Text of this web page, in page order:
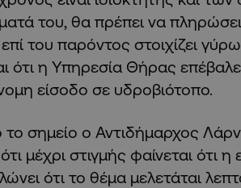
του, θα πρέπει να
του παρόντος στοιχίζει
ότι η Υπηρεσία Θήρας
είσοδο σε υδροβιότοπο.
σημείο ο Αντιδήμαρχος
μέχρι στιγμής φαίνεται ότι η
ότι το θέμα μελετάται